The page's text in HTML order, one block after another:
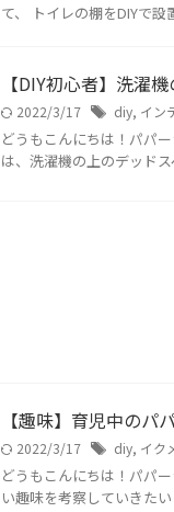
て、 トイレの棚をDIYで
【DIY初心者】洗濯
2022/3/17 diy, イン
どうもこんにちは！パパ
は、洗濯機の上のデッド
【趣味】育児中のパ
2022/3/17 diy, イク
どうもこんにちは！パパ
い趣味を考察していきた